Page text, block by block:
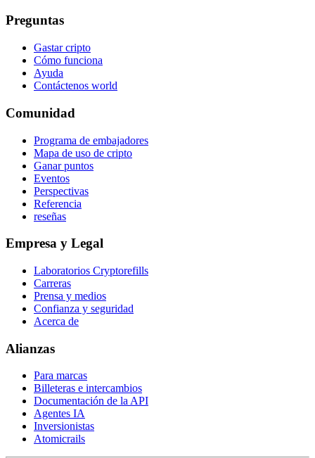
Preguntas
Gastar cripto
Cómo funciona
Ayuda
Contáctenos world
Comunidad
Programa de embajadores
Mapa de uso de cripto
Ganar puntos
Eventos
Perspectivas
Referencia
reseñas
Empresa y Legal
Laboratorios Cryptorefills
Carreras
Prensa y medios
Confianza y seguridad
Acerca de
Alianzas
Para marcas
Billeteras e intercambios
Documentación de la API
Agentes IA
Inversionistas
Atomicrails